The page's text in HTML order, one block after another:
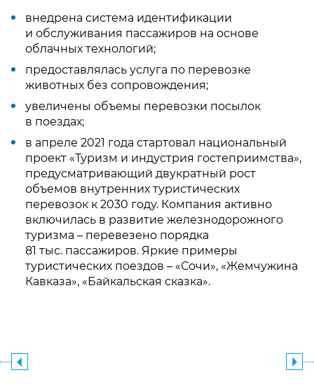
внедрена система идентификации
и обслуживания пассажиров на основе
облачных технологий;
предоставлялась услуга по перевозке
животных без сопровождения;
увеличены объемы перевозки посылок
в поездах;
в апреле 2021 года стартовал национальный
проект «Туризм и индустрия гостеприимства»,
предусматривающий двукратный рост
объемов внутренних туристических
перевозок к 2030 году. Компания активно
включилась в развитие железнодорожного
туризма – перевезено порядка
81 тыс. пассажиров. Яркие примеры
туристических поездов – «Сочи», «Жемчужина
Кавказа», «Байкальская сказка».